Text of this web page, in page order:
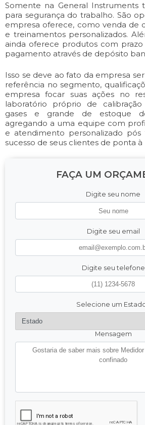
Somente na General Instruments
para segurança do trabalho. São
empresa oferece, como venda de
e treinamentos personalizados.
ainda oferece produtos com
pagamento através de depósito
Isso se deve ao fato da empresa
referência no segmento,
empresa focar suas ações no
laboratório próprio de
gases e grande de estoque
agregando a uma equipe com
e atendimento personalizado pós
sucesso de seus clientes de ponta à
FAÇA UM
Digite seu nome
Digite seu email
Digite seu telefone
Selecione um
Mensagem